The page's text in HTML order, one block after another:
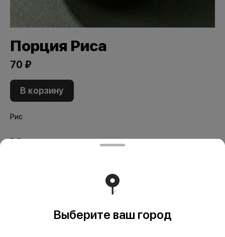
Порция Риса
70 ₽
В корзину
Рис
Мы рекомендуем
Выберите ваш город